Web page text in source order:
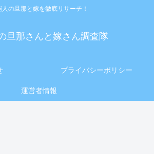
人の旦那と嫁を徹底リサーチ！
旦那さんと嫁さん調査隊
プライバシーポリシー
運営者情報